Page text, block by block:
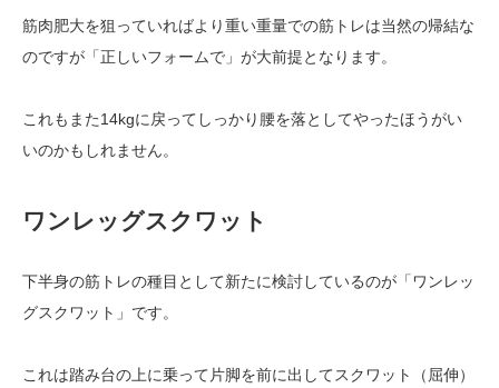
筋肉肥大を狙っていればより重い重量での筋トレは当然の帰結な
のですが「正しいフォームで」が大前提となります。
これもまた14kgに戻ってしっかり腰を落としてやったほうがい
いのかもしれません。
ワンレッグスクワット
下半身の筋トレの種目として新たに検討しているのが「ワンレッ
グスクワット」です。
これは踏み台の上に乗って片脚を前に出してスクワット（屈伸）